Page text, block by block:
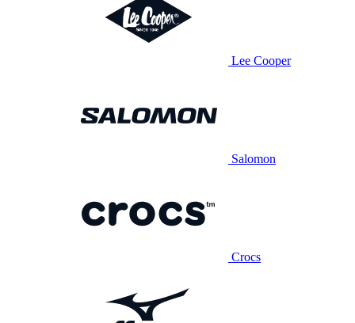
Lee Cooper
Salomon
Crocs